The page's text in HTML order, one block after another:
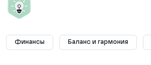
Финансы Баланс и гармония